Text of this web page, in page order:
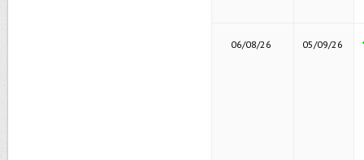
06/08/26 05/09/26